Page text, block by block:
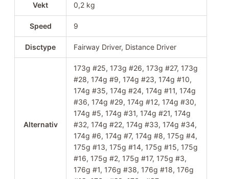
Vekt 0,2 kg
Speed 9
Disctype Fairway Driver, Distance Driver
Alternativ
173g #25, 173g #26, 173g #27, 173g
#28, 174g #9, 174g #23, 174g #10,
174g #35, 174g #24, 174g #11, 174g
#36, 174g #29, 174g #12, 174g #30,
174g #5, 174g #31, 174g #21, 174g
#32, 174g #22, 174g #33, 174g #34,
174g #6, 174g #7, 174g #8, 175g #4,
175g #13, 175g #14, 175g #15, 175g
#16, 175g #2, 175g #17, 175g #3,
176g #1, 176g #38, 176g #18, 176g